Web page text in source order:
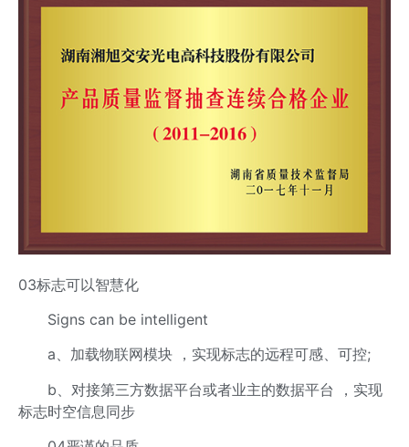
03标志可以智慧化
Signs can be intelligent
a、加载物联网模块 ，实现标志的远程可感、可控;
b、对接第三方数据平台或者业主的数据平台 ，实现
标志时空信息同步